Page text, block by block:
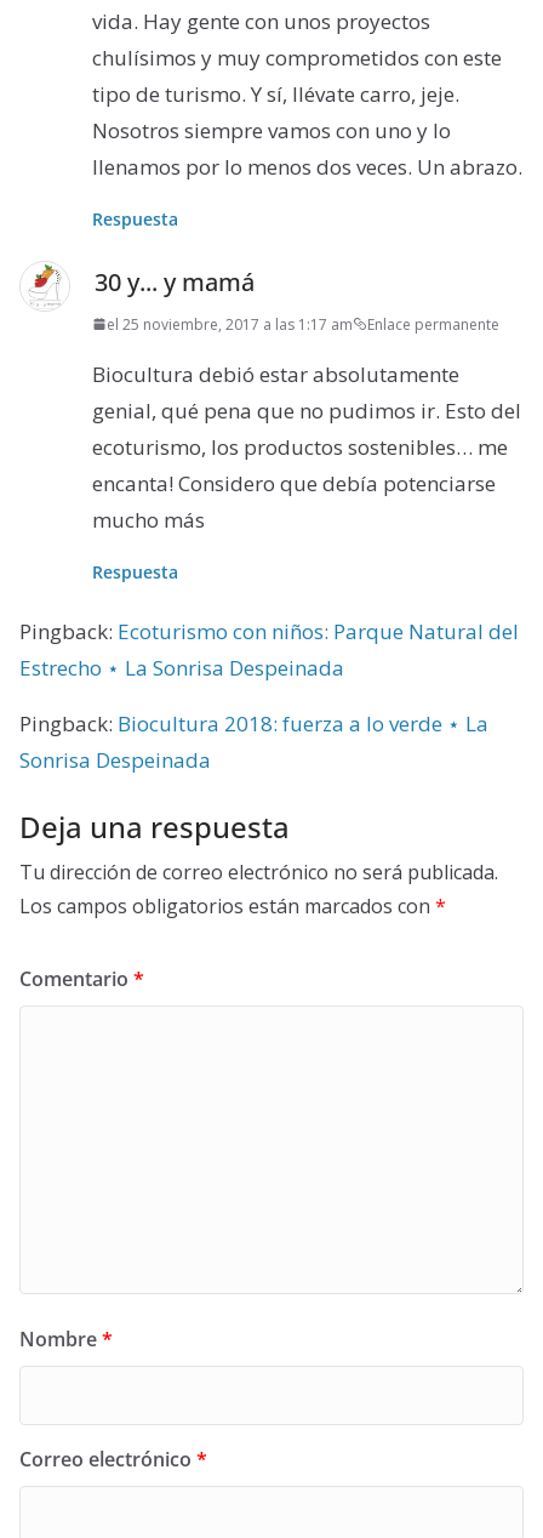
vida. Hay gente con unos proyectos
chulísimos y muy comprometidos con este
tipo de turismo. Y sí, llévate carro, jeje.
Nosotros siempre vamos con uno y lo
llenamos por lo menos dos veces. Un abrazo.
Respuesta
30 y... y mamá
el 25 noviembre, 2017 a las 1:17 am Enlace permanente
Biocultura debió estar absolutamente
genial, qué pena que no pudimos ir. Esto del
ecoturismo, los productos sostenibles… me
encanta! Considero que debía potenciarse
mucho más
Respuesta
Pingback: Ecoturismo con niños: Parque Natural del
Estrecho ⋆ La Sonrisa Despeinada
Pingback: Biocultura 2018: fuerza a lo verde ⋆ La
Sonrisa Despeinada
Deja una respuesta
Tu dirección de correo electrónico no será publicada.
Los campos obligatorios están marcados con *
Comentario *
Nombre*
Correo electrónico *